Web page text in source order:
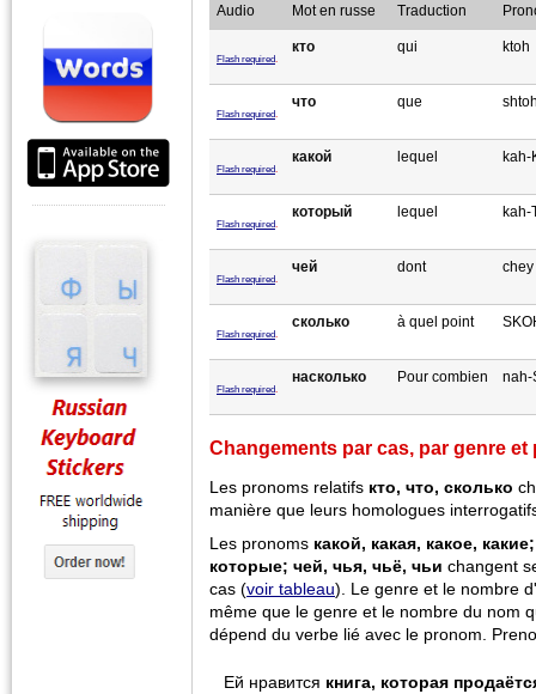
Audio Mot en russe Traduction
Flash required
кто qui ktoh
Flash required
что que
Flash required
какой lequel kah-
Flash required
который lequel kah-
Flash required
чей dont chey
Flash required
сколько à quel point
Flash required
насколько Pour combien nah-
Changements par cas, par genre et
Les pronoms relatifs кто, что, сколько
manière que leurs homologues
Les pronoms какой, какая, какое,
которые; чей, чья, чьё, чьи changent
cas (voir tableau). Le genre et le nombre
même que le genre et le nombre du nom
dépend du verbe lié avec le pronom.
Ей нравится книга, которая